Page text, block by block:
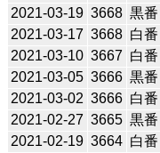
2021-03-19 3668 黒番
2021-03-17 3668 白番
2021-03-10 3667 白番
2021-03-05 3666 黒番
2021-03-02 3666 白番
2021-02-27 3665 黒番
2021-02-19 3664 白番